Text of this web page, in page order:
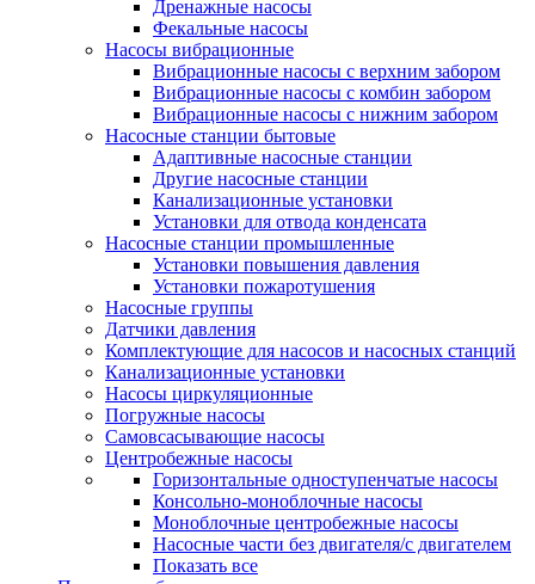
Дренажные насосы
Фекальные насосы
Насосы вибрационные
Вибрационные насосы с верхним забором
Вибрационные насосы с комбин забором
Вибрационные насосы с нижним забором
Насосные станции бытовые
Адаптивные насосные станции
Другие насосные станции
Канализационные установки
Установки для отвода конденсата
Насосные станции промышленные
Установки повышения давления
Установки пожаротушения
Насосные группы
Датчики давления
Комплектующие для насосов и насосных станций
Канализационные установки
Насосы циркуляционные
Погружные насосы
Самовсасывающие насосы
Центробежные насосы
Горизонтальные одноступенчатые насосы
Консольно-моноблочные насосы
Моноблочные центробежные насосы
Насосные части без двигателя/с двигателем
Показать все